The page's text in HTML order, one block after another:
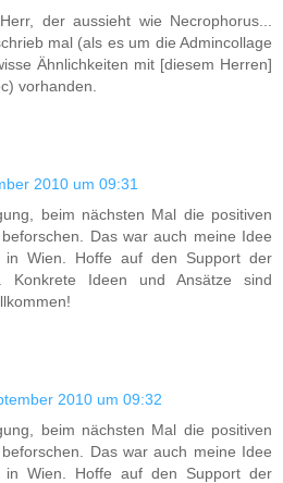
der aussieht wie Necrophorus...
mal (als es um die Admincollage
Ähnlichkeiten mit [diesem Herren]
vorhanden.
2010 um 09:31
beim nächsten Mal die positiven
Das war auch meine Idee
in Wien. Hoffe auf den Support der
Konkrete Ideen und Ansätze sind
2010 um 09:32
beim nächsten Mal die positiven
Das war auch meine Idee
in Wien. Hoffe auf den Support der